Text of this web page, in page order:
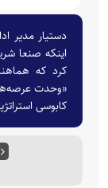
دستیار مدیر
اینکه صنعا
کرد که
«وحدت
کابوسی